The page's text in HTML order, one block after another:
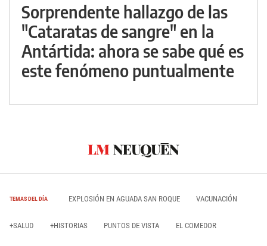
Sorprendente hallazgo de las
"Cataratas de sangre" en la
Antártida: ahora se sabe qué es
este fenómeno puntualmente
TEMAS DEL DÍA EXPLOSIÓN EN AGUADA SAN ROQUE VACUNACIÓN
+SALUD +HISTORIAS PUNTOS DE VISTA EL COMEDOR